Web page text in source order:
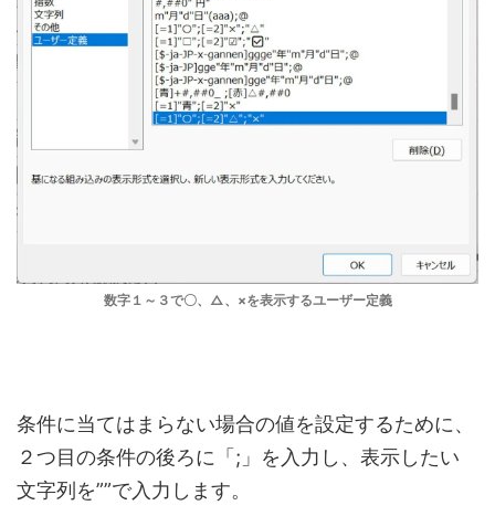
数字１～３で〇、△、×を表示するユーザー定義
条件に当てはまらない場合の値を設定するために、
２つ目の条件の後ろに「;」を入力し、表示したい
文字列を””で入力します。